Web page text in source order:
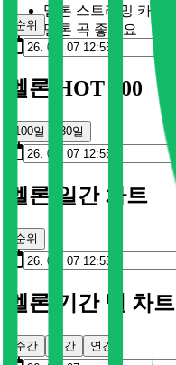
멜론 스트리밍 카드
멜론 곡 좋아요
순위
멜론 HOT 100
100일 30일
멜론 일간 차트
순위
멜론 기간 별 차트
주간 월간 연간